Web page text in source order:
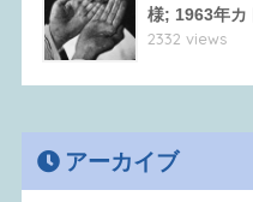
様; 1963年カ
2332 views
アーカイブ